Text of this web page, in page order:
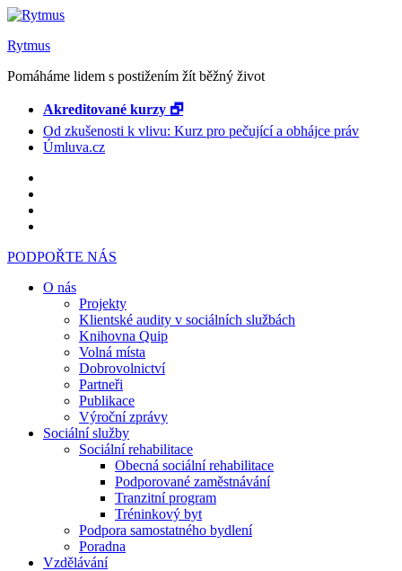
Rytmus
Pomáháme lidem s postižením žít běžný život
Akreditované kurzy 🗗
Od zkušenosti k vlivu: Kurz pro pečující a obhájce práv
Úmluva.cz
PODPOŘTE NÁS
O nás
Projekty
Klientské audity v sociálních službách
Knihovna Quip
Volná místa
Dobrovolnictví
Partneři
Publikace
Výroční zprávy
Sociální služby
Sociální rehabilitace
Obecná sociální rehabilitace
Podporované zaměstnávání
Tranzitní program
Tréninkový byt
Podpora samostatného bydlení
Poradna
Vzdělávání